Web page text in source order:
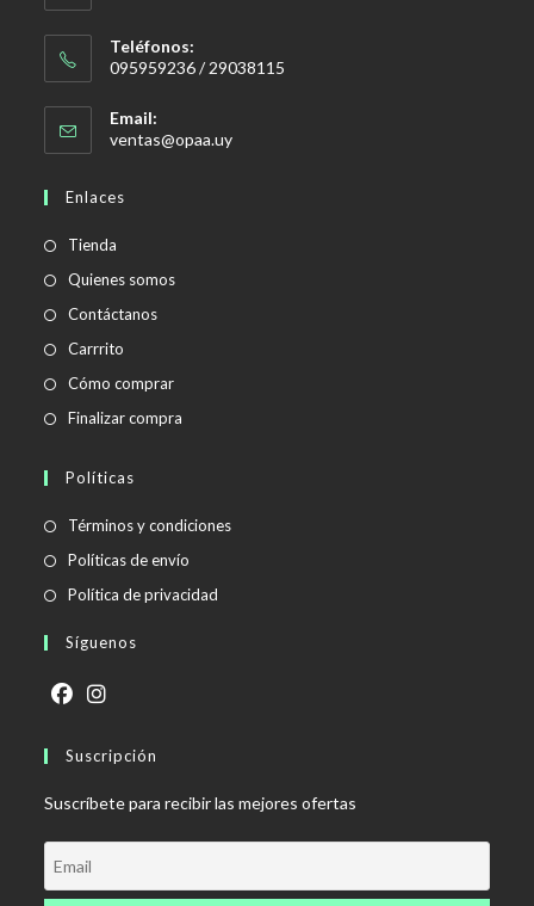
Teléfonos:
095959236 / 29038115
Email:
ventas@opaa.uySe
Enlaces
Tienda
Quienes somos
Contáctanos
Carrrito
Cómo comprar
Finalizar compra
Políticas
Términos y condicionesSe
Políticas de envío
abre
Política de privacidad
Síguenos
abre
una
nueva
pestaña
abre
una
nueva
pestaña
Suscripción
Suscríbete para recibir las mejores ofertas